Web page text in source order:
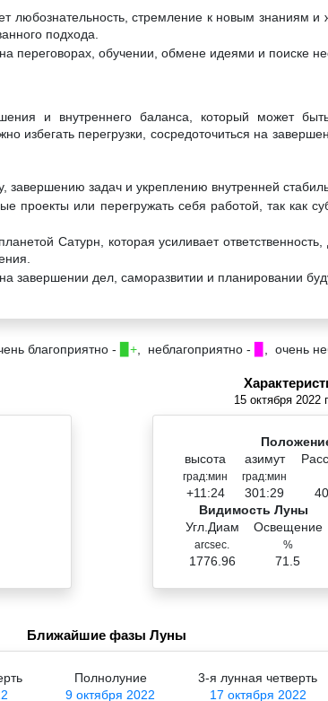
любознательность, стремление к новым знаниям и
подхода.
переговорах, обучении, обмене идеями и поиске
и внутреннего баланса, который может
избегать перегрузки, сосредоточиться на
завершению задач и укреплению внутренней
проекты или перегружать себя работой, так как
Сатурн, которая усиливает
завершении дел, саморазвитии и планировании
благоприятно - ▉+ , неблагоприятно - , очень
15 октября 2022
высота
град:мин
+11:24
азимут
град:мин
301:29
Видимость Луны
Угл.Диам
arcsec.
1776.96
Освещение
%
71.5
Ближайшие фазы Луны
Полнолуние
9 октября 2022
3-я лунная четверть
17 октября 2022